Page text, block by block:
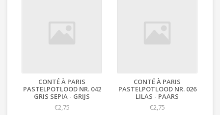
CONTÉ À PARIS
PASTELPOTLOOD NR. 042
GRIS SEPIA - GRIJS
€2,75
CONTÉ À PARIS
PASTELPOTLOOD NR. 026
LILAS - PAARS
€2,75